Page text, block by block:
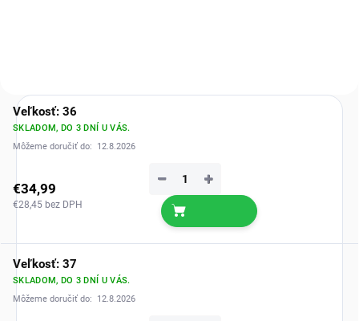
Veľkosť: 36
SKLADOM, DO 3 DNÍ U VÁS.
Môžeme doručiť do:
12.8.2026
€34,99
€28,45 bez DPH
+
−
Veľkosť: 37
SKLADOM, DO 3 DNÍ U VÁS.
Môžeme doručiť do:
12.8.2026